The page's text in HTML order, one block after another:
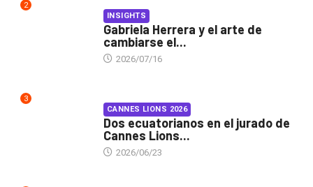
2
INSIGHTS
Gabriela Herrera y el arte de
cambiarse el...
2026/07/16
3
CANNES LIONS 2026
Dos ecuatorianos en el jurado de
Cannes Lions...
2026/06/23